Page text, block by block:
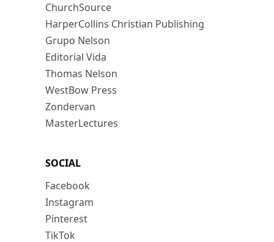
ChurchSource
HarperCollins Christian Publishing
Grupo Nelson
Editorial Vida
Thomas Nelson
WestBow Press
Zondervan
MasterLectures
SOCIAL
Facebook
Instagram
Pinterest
TikTok